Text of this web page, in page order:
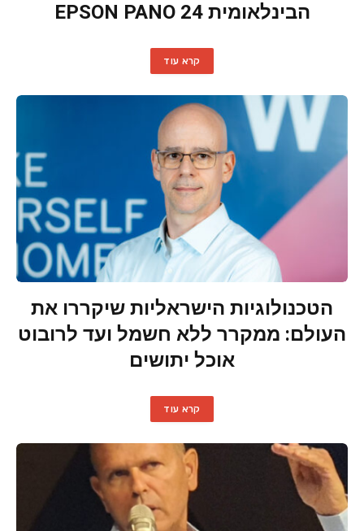
הבינלאומית EPSON PANO 24
קרא עוד
הטכנולוגיות הישראליות שיקררו את
העולם: ממקרר ללא חשמל ועד לרובוט
אוכל יתושים
קרא עוד